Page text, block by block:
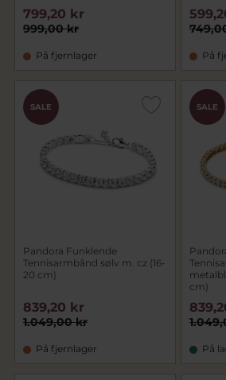
999,00 kr
799,20 kr
På fjernlager På
SALE
Pandora Funklende
Tennisarmbånd sølv m. cz (16-
20 cm)
1.049,00 kr
839,20 kr
På fjernlager
SALE
cm)
På